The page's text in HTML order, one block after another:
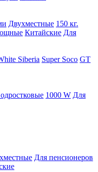
Двухместные 150 кг.
Китайские Для
Siberia Super Soco GT
1000 W Для
Для пенсионеров